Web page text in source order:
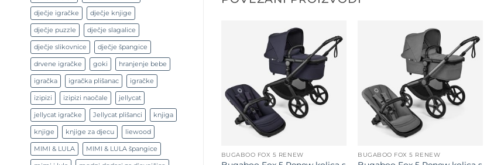
dječje igračke dječje knjige
dječje puzzle dječje slagalice
dječje slikovnice dječje špangice
drvene igračke goki hranjenje bebe
igračka igračka plišanac igračke
izipizi izipizi naočale jellycat
jellycat igračke Jellycat plišanci knjiga
knjige knjige za djecu liewood
MIMI & LULA MIMI & LULA špangice
Dodajte
na listu
želja
BUGABOO FOX 5 RENEW
Dodajte
na listu
želja
BUGABOO FOX 5 RENEW